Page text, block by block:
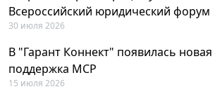
Всероссийский юридический форум
30 июля 2026
В "Гарант Коннект" появилась
поддержка MCP
15 июля 2026